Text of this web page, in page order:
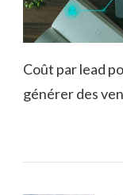
Coût par lead
générer des